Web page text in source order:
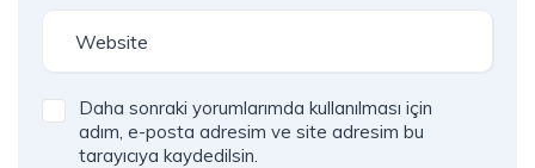
Daha sonraki yorumlarımda kullanılması için
adım, e-posta adresim ve site adresim bu
tarayıcıya kaydedilsin.